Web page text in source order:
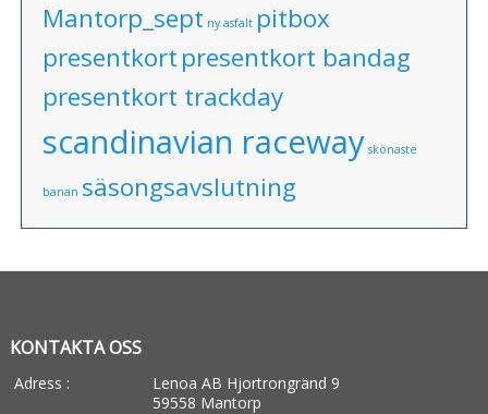
Mantorp_sept ny asfalt pitbox
presentkortpresentkort bandag
presentkort trackday
scandinavian raceway skönaste
banan säsongsavslutning
KONTAKTA OSS
Adress :
Lenoa AB Hjortrongränd 9
59558 Mantorp